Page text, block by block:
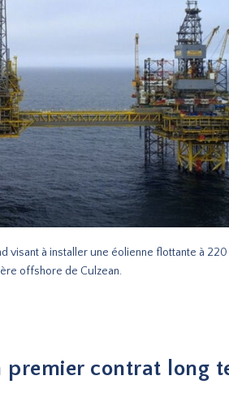
visant à installer une éolienne flottante à
offshore de Culzean.
premier contrat long